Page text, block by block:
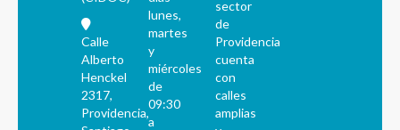
Calle
Alberto
Henckel
2317,
Providencia,
lunes,
martes
y
miércoles
de
09:30
a
sector
de
Providencia
cuenta
con
calles
amplias